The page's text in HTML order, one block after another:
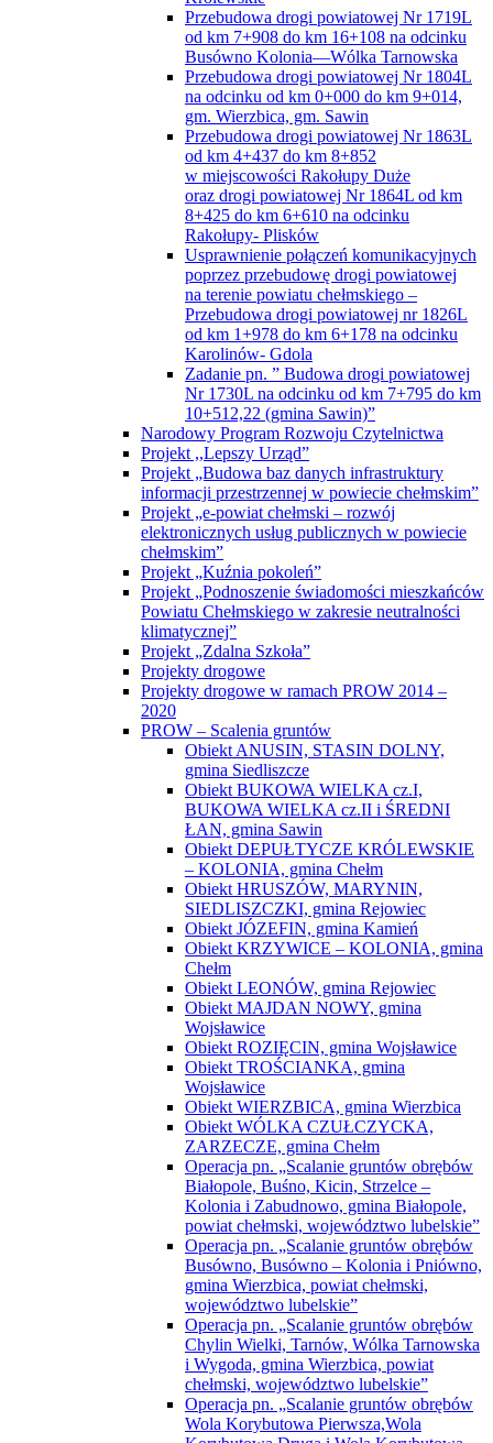
Przebudowa drogi powiatowej Nr 1719L
od km 7+908 do km 16+108 na odcinku
Busówno Kolonia—Wólka Tarnowska
Przebudowa drogi powiatowej Nr 1804L
na odcinku od km 0+000 do km 9+014,
gm. Wierzbica, gm. Sawin
Przebudowa drogi powiatowej Nr 1863L
od km 4+437 do km 8+852
w miejscowości Rakołupy Duże
oraz drogi powiatowej Nr 1864L od km
8+425 do km 6+610 na odcinku
Rakołupy- Plisków
Usprawnienie połączeń komunikacyjnych
poprzez przebudowę drogi powiatowej
na terenie powiatu chełmskiego –
Przebudowa drogi powiatowej nr 1826L
od km 1+978 do km 6+178 na odcinku
Karolinów- Gdola
Zadanie pn. ” Budowa drogi powiatowej
Nr 1730L na odcinku od km 7+795 do km
10+512,22 (gmina Sawin)”
Narodowy Program Rozwoju Czytelnictwa
Projekt ,,Lepszy Urząd”
Projekt „Budowa baz danych infrastruktury
informacji przestrzennej w powiecie chełmskim”
Projekt „e-powiat chełmski – rozwój
elektronicznych usług publicznych w powiecie
chełmskim”
Projekt „Kuźnia pokoleń”
Projekt „Podnoszenie świadomości mieszkańców
Powiatu Chełmskiego w zakresie neutralności
klimatycznej”
Projekt „Zdalna Szkoła”
Projekty drogowe
Projekty drogowe w ramach PROW 2014 –
2020
PROW – Scalenia gruntów
Obiekt ANUSIN, STASIN DOLNY,
gmina Siedliszcze
Obiekt BUKOWA WIELKA cz.I,
BUKOWA WIELKA cz.II i ŚREDNI
ŁAN, gmina Sawin
Obiekt DEPUŁTYCZE KRÓLEWSKIE
– KOLONIA, gmina Chełm
Obiekt HRUSZÓW, MARYNIN,
SIEDLISZCZKI, gmina Rejowiec
Obiekt JÓZEFIN, gmina Kamień
Obiekt KRZYWICE – KOLONIA, gmina
Chełm
Obiekt LEONÓW, gmina Rejowiec
Obiekt MAJDAN NOWY, gmina
Wojsławice
Obiekt ROZIĘCIN, gmina Wojsławice
Obiekt TROŚCIANKA, gmina
Wojsławice
Obiekt WIERZBICA, gmina Wierzbica
Obiekt WÓLKA CZUŁCZYCKA,
ZARZECZE, gmina Chełm
Operacja pn. „Scalanie gruntów obrębów
Białopole, Buśno, Kicin, Strzelce –
Kolonia i Zabudnowo, gmina Białopole,
powiat chełmski, województwo lubelskie”
Operacja pn. „Scalanie gruntów obrębów
Busówno, Busówno – Kolonia i Pniówno,
gmina Wierzbica, powiat chełmski,
województwo lubelskie”
Operacja pn. „Scalanie gruntów obrębów
Chylin Wielki, Tarnów, Wólka Tarnowska
i Wygoda, gmina Wierzbica, powiat
chełmski, województwo lubelskie”
Operacja pn. „Scalanie gruntów obrębów
Wola Korybutowa Pierwsza,Wola